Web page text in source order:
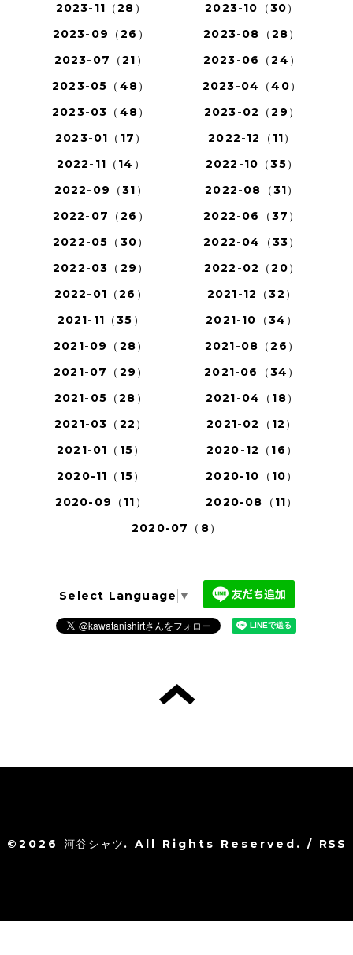
2023-11（28）
2023-10（30）
2023-09（26）
2023-08（28）
2023-07（21）
2023-06（24）
2023-05（48）
2023-04（40）
2023-03（48）
2023-02（29）
2023-01（17）
2022-12（11）
2022-11（14）
2022-10（35）
2022-09（31）
2022-08（31）
2022-07（26）
2022-06（37）
2022-05（30）
2022-04（33）
2022-03（29）
2022-02（20）
2022-01（26）
2021-12（32）
2021-11（35）
2021-10（34）
2021-09（28）
2021-08（26）
2021-07（29）
2021-06（34）
2021-05（28）
2021-04（18）
2021-03（22）
2021-02（12）
2021-01（15）
2020-12（16）
2020-11（15）
2020-10（10）
2020-09（11）
2020-08（11）
2020-07（8）
Select Language ▼
©2026河谷シャツ. All Rights Reserved. / RSS